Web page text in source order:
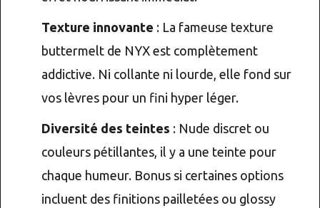
Texture innovante : La fameuse texture
buttermelt de NYX est complètement
addictive. Ni collante ni lourde, elle fond sur
vos lèvres pour un fini hyper léger.
Diversité des teintes : Nude discret ou
couleurs pétillantes, il y a une teinte pour
chaque humeur. Bonus si certaines options
incluent des finitions pailletées ou glossy